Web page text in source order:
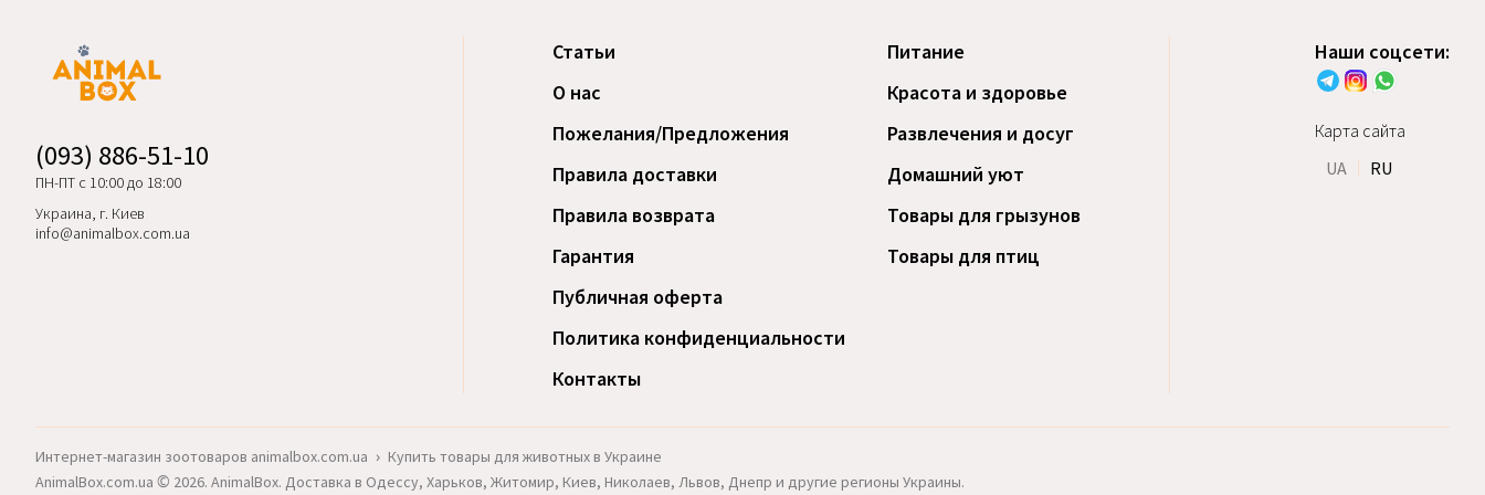
(093) 886-51-10
ПН-ПТ с 10:00 до 18:00
Украина, г. Киев
info@animalbox.com.ua
Статьи
О нас
Пожелания/Предложения
Правила доставки
Правила возврата
Гарантия
Публичная оферта
Политика конфиденциальности
Контакты
Питание
Красота и здоровье
Развлечения и досуг
Домашний уют
Товары для грызунов
Товары для птиц
Наши соцсети:
Карта сайта
UA
RU
Интернет-магазин зоотоваров animalbox.com.ua › Купить товары для животных в Украине
AnimalBox.com.ua © 2026. AnimalBox. Доставка в Одессу, Харьков, Житомир, Киев, Николаев, Львов, Днепр и другие регионы Украины.